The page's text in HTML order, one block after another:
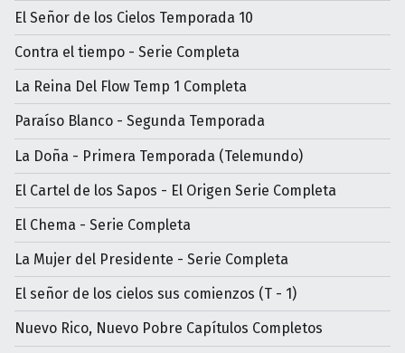
El Señor de los Cielos Temporada 10
Contra el tiempo - Serie Completa
La Reina Del Flow Temp 1 Completa
Paraíso Blanco - Segunda Temporada
La Doña - Primera Temporada (Telemundo)
El Cartel de los Sapos - El Origen Serie Completa
El Chema - Serie Completa
La Mujer del Presidente - Serie Completa
El señor de los cielos sus comienzos (T - 1)
Nuevo Rico, Nuevo Pobre Capítulos Completos